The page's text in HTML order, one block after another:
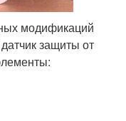
модификаций
защиты от